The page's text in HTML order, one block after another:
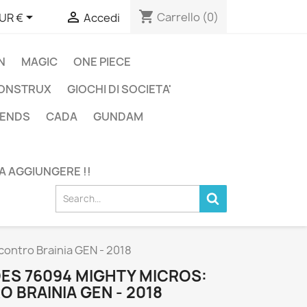
€  Accedi shopping_cart Carrello (0)
MAGIC
ONE PIECE
GIOCHI DI SOCIETA'
CADA
GUNDAM
AGGIUNGERE !!
Brainia GEN - 2018
76094 MIGHTY MICROS:
BRAINIA GEN - 2018